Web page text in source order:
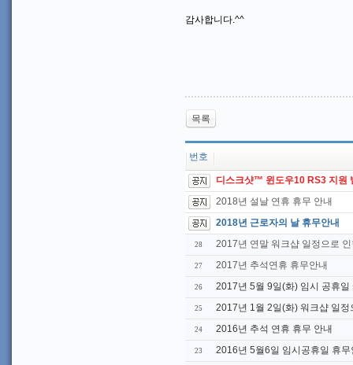
감사합니다.^^
목록
번호
디스크샷™ 윈도우10 RS3 지원
2018년 설날 연휴 휴무 안내
2018년 근로자의 날 휴무안내
28 2017년 연말 워크샵 일정으로
27 2017년 추석연휴 휴무안내
26 2017년 5월 9일(화) 임시 공휴일
25 2017년 1월 2일(화) 워크샵 일정
24 2016년 추석 연휴 휴무 안내
23 2016년 5월6일 임시공휴일 휴무